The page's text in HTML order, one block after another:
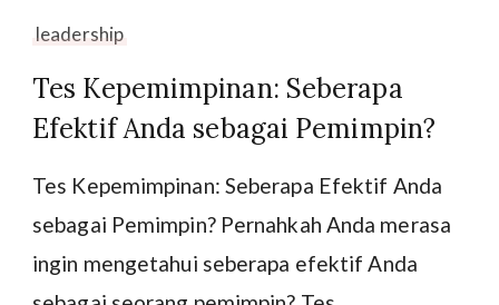
leadership
Tes Kepemimpinan: Seberapa
Efektif Anda sebagai Pemimpin?
Tes Kepemimpinan: Seberapa Efektif Anda
sebagai Pemimpin? Pernahkah Anda merasa
ingin mengetahui seberapa efektif Anda